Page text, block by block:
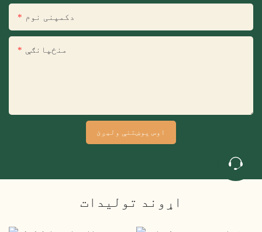
دکمپنی نوم
منځپانګې
اوس پوښتنې ولیږئ
اړوند توليدات